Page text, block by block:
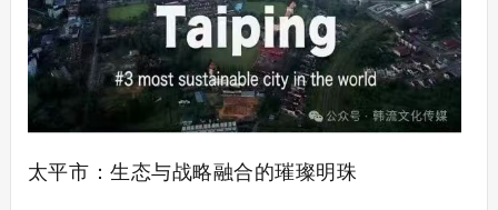
太平市：生态与战略融合的璀璨明珠